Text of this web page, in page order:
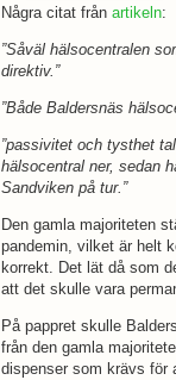
Några citat från artikeln:
”Såväl hälsocentralen
direktiv.”
”Både Baldersnäs
”passivitet och tysthet
hälsocentral ner, sedan
Sandviken på tur.”
Den gamla majoriteten
pandemin, vilket är helt
korrekt. Det lät då som
att det skulle vara
På pappret skulle
från den gamla
dispenser som krävs för